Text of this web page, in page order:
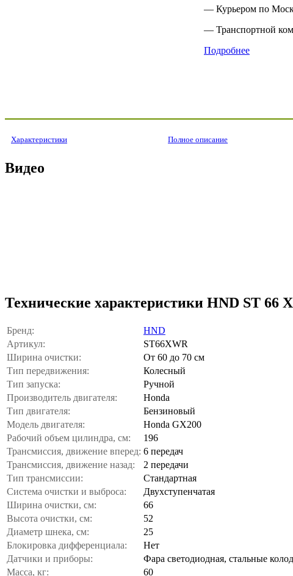
— Курьером по
— Транспортной
Подробнее
Характеристики Полное описание
Видео
Технические характеристики HND ST 66
Бренд:
HND
Артикул:
ST66XWR
Ширина очистки:
От 60 до 70 см
Тип передвижения:
Колесный
Тип запуска:
Ручной
Производитель двигателя:
Honda
Тип двигателя:
Бензиновый
Модель двигателя:
Honda GX200
Рабочий объем цилиндра, см:
196
Трансмиссия, движение вперед: 6 передач
Трансмиссия, движение назад:
2 передачи
Тип трансмиссии:
Стандартная
Система очистки и выброса:
Двухступенчатая
Ширина очистки, см:
66
Высота очистки, см:
52
Диаметр шнека, см:
25
Блокировка дифференциала:
Нет
Датчики и приборы:
Фара светодиодная, стальные
Масса, кг:
60